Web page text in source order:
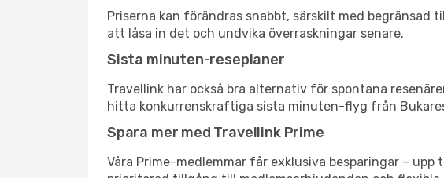
Priserna kan förändras snabbt, särskilt med
att låsa in det och undvika överraskningar senare.
Sista minuten-reseplaner
Travellink har också bra alternativ för spontana
hitta konkurrenskraftiga sista minuten-flyg från
Spara mer med Travellink Prime
Våra Prime-medlemmar får exklusiva besparingar –